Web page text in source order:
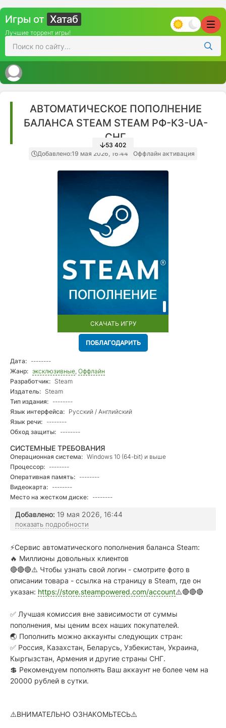
Игры от Хатаб
Лучшие торрент игры!
АВТОМАТИЧЕСКОЕ ПОПОЛНЕНИЕ
БАЛАНСА STEAM STEAM РФ-КЗ-UA-
СНГ
Добавлено:19 мая 2026, 16:44 Оффлайн активация
53 402
СКАЧАТЬ ИГРУ
ПОБЛАГОДАРИТЬ
Дата: --------
Жанр: эксклюзивные, Оффлайн
Разработчик: Steam
Издатель: Steam
Тип издания: --------
Язык интерфейса: Русский / Английский
Язык речи: --------
Обход защиты: --------
СИСТЕМНЫЕ ТРЕБОВАНИЯ
Операционная система: Windows 10 (64-bit) и выше
Процессор: --------
Оперативная память: --------
Видеокарта: --------
Место на жестком диске: --------
Добавлено: 19 мая 2026, 16:44
показать подробности
⚡Сервис автоматического пополнения баланса Steam:
🔥 Миллионы довольных клиентов
🔴🔴🔴⚠️ Чтобы узнать свой логин - смотрите фото в
описании товара - ссылка на страницу в Steam, где он
указан: https://store.steampowered.com/account⚠️🔴🔴🔴
✅ Лучшая комиссия вне зависимости от суммы
пополнения, мы ценим всех наших покупателей.
🌏 Пополнить можно аккаунты следующих стран:
✅ Россия, Казахстан, Беларусь, Узбекистан, Украина,
Кыргызстан, Армения и другие страны СНГ.
💲 Рекомендуем пополнять Ваш аккаунт не более чем на
20000 рублей в сутки.
⚠️ВНИМАТЕЛЬНО ОЗНАКОМЬТЕСЬ⚠️